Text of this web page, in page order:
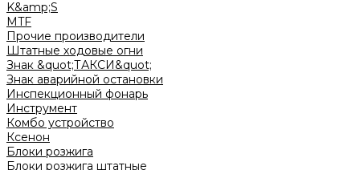
K&amp;S
MTF
Прочие производители
Штатные ходовые огни
Знак &quot;ТАКСИ&quot;
Знак аварийной остановки
Инспекционный фонарь
Инструмент
Комбо устройство
Ксенон
Блоки розжига
Блоки розжига штатные